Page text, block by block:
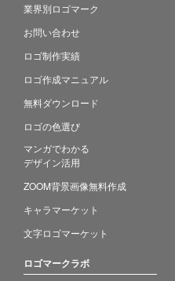
業界別ロゴマーク
お問い合わせ
ロゴ制作実績
ロゴ作成マニュアル
無料ダウンロード
ロゴの色選び
マンガでわかる
デザイン活用
ZOOM背景画像無料作成
キャラマーケット
文字ロゴマーケット
ロゴマークラボ